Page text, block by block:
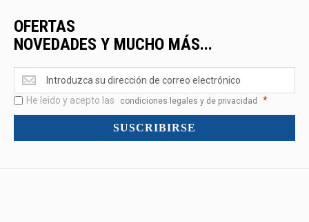
OFERTAS
NOVEDADES Y MUCHO MÁS...
Ofertas
<br>Novedades
y
mucho
He leido y acepto las condiciones legales y de privacidad *
SUSCRIBIRSE